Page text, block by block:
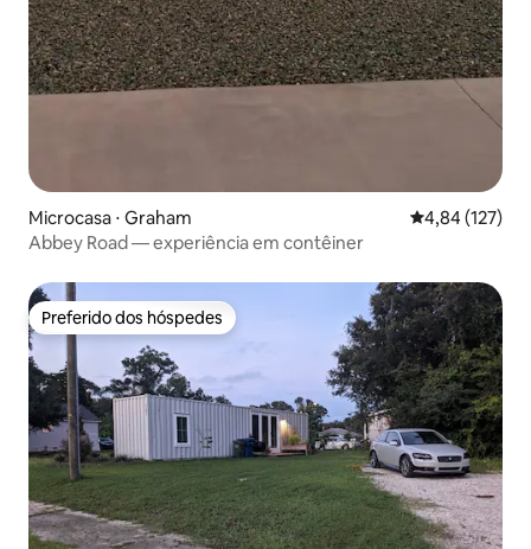
Microcasa ⋅ Graham 4,84 de uma
4,84 (127)
Abbey Road — experiência em contêiner
Preferido dos hóspedes
Preferido dos hóspedes